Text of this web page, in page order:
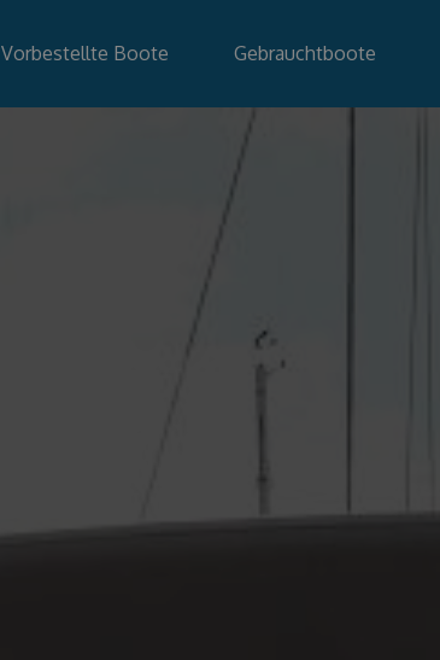
Vorbestellte Boote Gebrauchtboote